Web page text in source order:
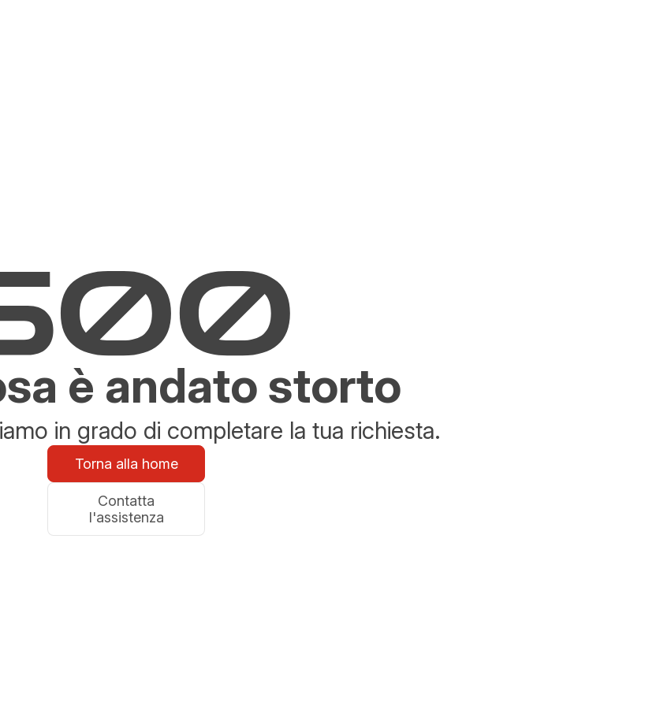
è andato storto
in grado di completare la tua richiesta.
Torna alla home
Contatta
l'assistenza